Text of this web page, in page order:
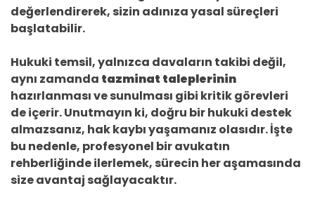
değerlendirerek, sizin adınıza yasal süreçleri
başlatabilir.
Hukuki temsil, yalnızca davaların takibi değil,
aynı zamanda tazminat taleplerinin
hazırlanması ve sunulması gibi kritik görevleri
de içerir. Unutmayın ki, doğru bir hukuki destek
almazsanız, hak kaybı yaşamanız olasıdır. İşte
bu nedenle, profesyonel bir avukatın
rehberliğinde ilerlemek, sürecin her aşamasında
size avantaj sağlayacaktır.